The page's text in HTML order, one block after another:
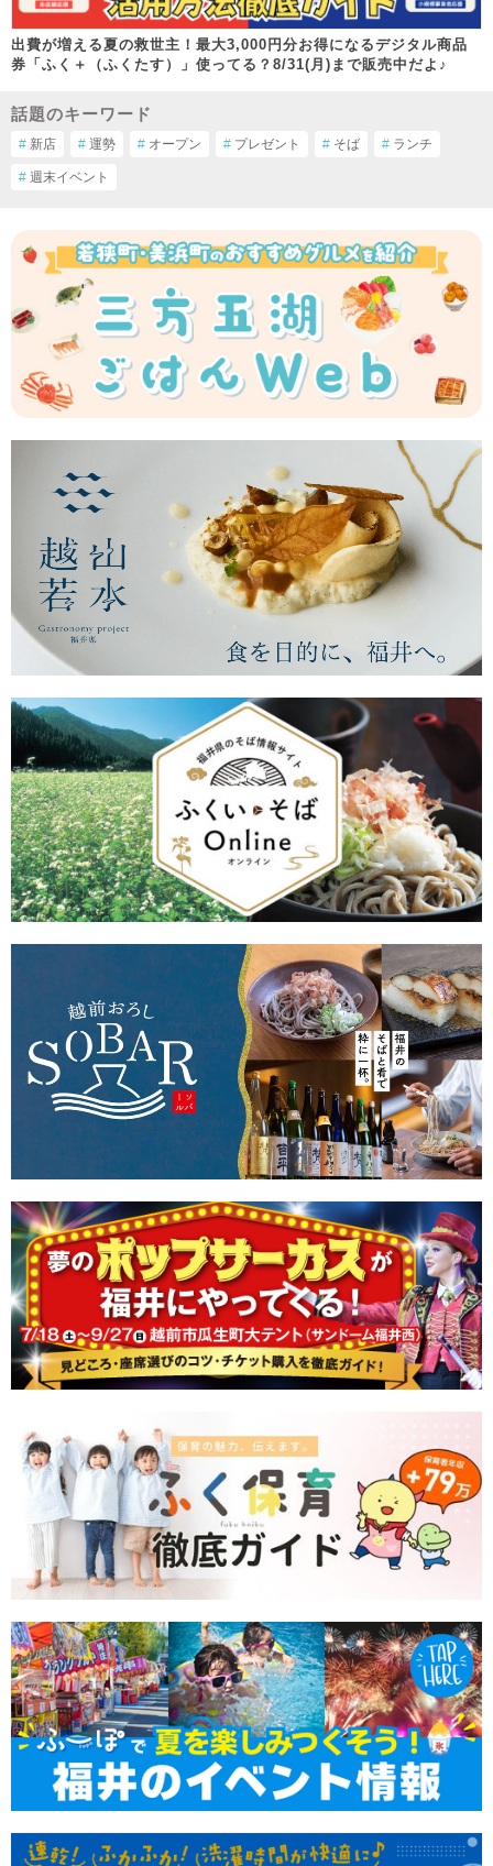
出費が増える夏の救世主！最大3,000円分お得になるデジタル商品
券「ふく＋（ふくたす）」使ってる？8/31(月)まで販売中だよ♪
話題のキーワード
# 新店 # 運勢 # オープン # プレゼント # そば # ランチ
# 週末イベント